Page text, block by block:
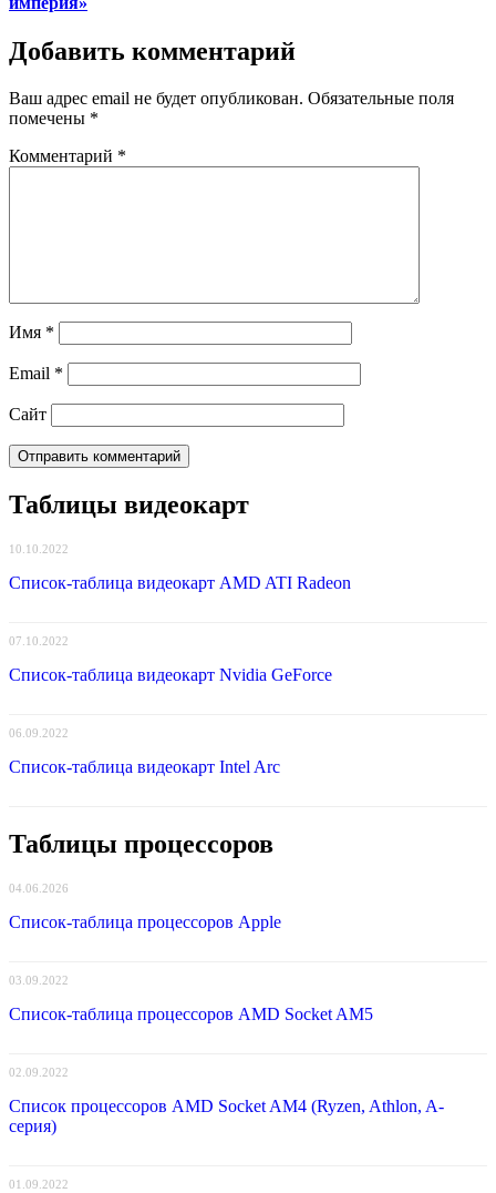
Добавить комментарий
Ваш адрес email не будет опубликован. Обязательные поля
помечены *
Комментарий *
Имя *
Email *
Сайт
Таблицы видеокарт
10.10.2022
Список-таблица видеокарт AMD ATI Radeon
07.10.2022
Список-таблица видеокарт Nvidia GeForce
06.09.2022
Список-таблица видеокарт Intel Arc
Таблицы процессоров
04.06.2026
Список-таблица процессоров Apple
03.09.2022
Список-таблица процессоров AMD Socket AM5
02.09.2022
Список процессоров AMD Socket AM4 (Ryzen, Athlon, A-
серия)
01.09.2022